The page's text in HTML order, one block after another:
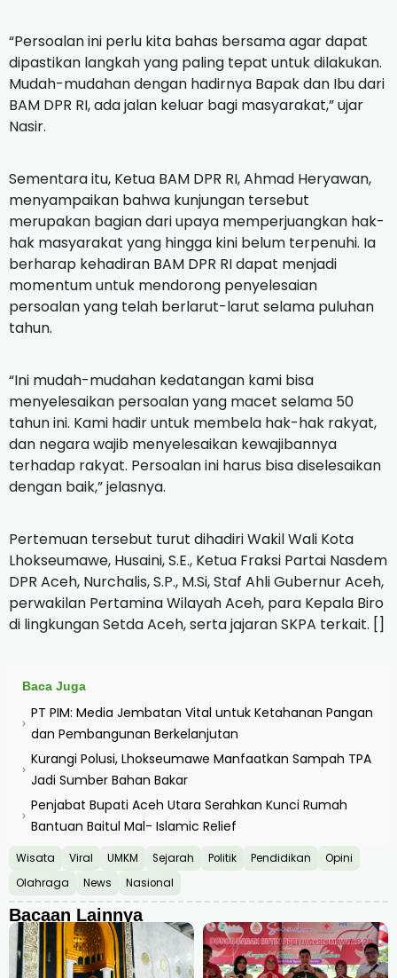
“Persoalan ini perlu kita bahas bersama agar dapat
dipastikan langkah yang paling tepat untuk dilakukan.
Mudah-mudahan dengan hadirnya Bapak dan Ibu dari
BAM DPR RI, ada jalan keluar bagi masyarakat,” ujar
Nasir.
Sementara itu, Ketua BAM DPR RI, Ahmad Heryawan,
menyampaikan bahwa kunjungan tersebut
merupakan bagian dari upaya memperjuangkan hak-
hak masyarakat yang hingga kini belum terpenuhi. Ia
berharap kehadiran BAM DPR RI dapat menjadi
momentum untuk mendorong penyelesaian
persoalan yang telah berlarut-larut selama puluhan
tahun.
“Ini mudah-mudahan kedatangan kami bisa
menyelesaikan persoalan yang macet selama 50
tahun ini. Kami hadir untuk membela hak-hak rakyat,
dan negara wajib menyelesaikan kewajibannya
terhadap rakyat. Persoalan ini harus bisa diselesaikan
dengan baik,” jelasnya.
Pertemuan tersebut turut dihadiri Wakil Wali Kota
Lhokseumawe, Husaini, S.E., Ketua Fraksi Partai Nasdem
DPR Aceh, Nurchalis, S.P., M.Si, Staf Ahli Gubernur Aceh,
perwakilan Pertamina Wilayah Aceh, para Kepala Biro
di lingkungan Setda Aceh, serta jajaran SKPA terkait. []
Baca Juga
›
PT PIM: Media Jembatan Vital untuk Ketahanan Pangan
dan Pembangunan Berkelanjutan
›
Kurangi Polusi, Lhokseumawe Manfaatkan Sampah TPA
Jadi Sumber Bahan Bakar
›
Penjabat Bupati Aceh Utara Serahkan Kunci Rumah
Bantuan Baitul Mal- Islamic Relief
Wisata Viral UMKM Sejarah Politik Pendidikan
Opini
Olahraga
News Nasional
Bacaan Lainnya